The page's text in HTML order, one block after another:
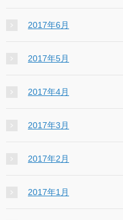
2017年6月
2017年5月
2017年4月
2017年3月
2017年2月
2017年1月